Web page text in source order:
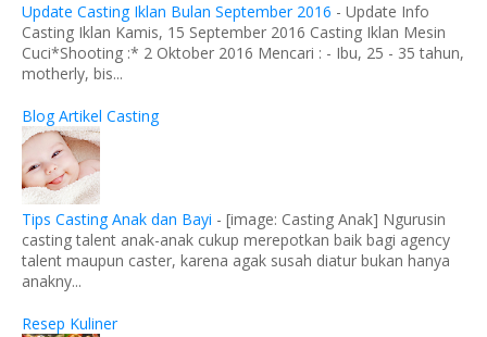
Update Casting Iklan Bulan September 2016 - Update Info
Casting Iklan Kamis, 15 September 2016 Casting Iklan Mesin
Cuci*Shooting :* 2 Oktober 2016 Mencari : - Ibu, 25 - 35 tahun,
motherly, bis...
Blog Artikel Casting
Tips Casting Anak dan Bayi - [image: Casting Anak] Ngurusin
casting talent anak-anak cukup merepotkan baik bagi agency
talent maupun caster, karena agak susah diatur bukan hanya
anakny...
Resep Kuliner